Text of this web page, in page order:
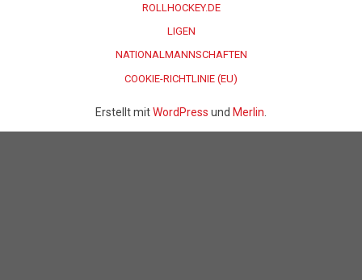
ROLLHOCKEY.DE
LIGEN
NATIONALMANNSCHAFTEN
COOKIE-RICHTLINIE (EU)
Erstellt mitWordPress und Merlin